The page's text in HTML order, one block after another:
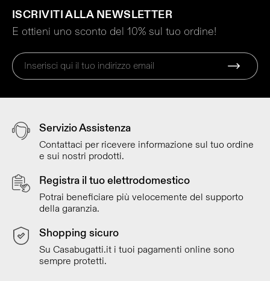
ISCRIVITI ALLA NEWSLETTER
E ottieni uno sconto del 10% sul tuo ordine!
Servizio Assistenza
Contattaci per ricevere informazione sul tuo ordine
e sui nostri prodotti.
Registra il tuo elettrodomestico
Potrai beneficiare più velocemente del supporto
della garanzia.
Shopping sicuro
Su Casabugatti.it i tuoi pagamenti online sono
sempre protetti.